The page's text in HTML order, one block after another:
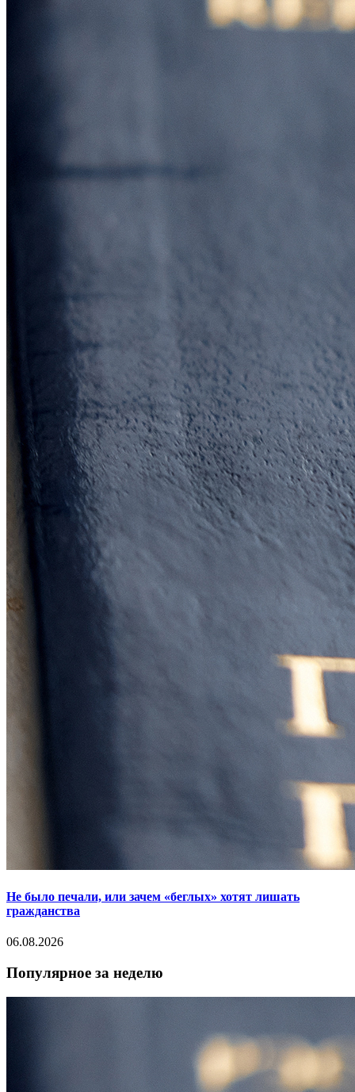
Не было печали, или зачем «беглых» хотят лишать
гражданства
06.08.2026
Популярное за неделю